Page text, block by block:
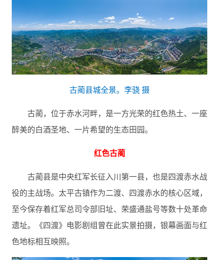
古蔺县城全景。李骁 摄
古蔺，位于赤水河畔，是一方光荣的红色热土、一座
醉美的白酒圣地、一片希望的生态田园。
红色古蔺
古蔺县是中央红军长征入川第一县，也是四渡赤水战
役的主战场。太平古镇作为二渡、四渡赤水的核心区域，
至今保存着红军总司令部旧址、荣盛通盐号等数十处革命
遗址。《四渡》电影剧组曾在此实景拍摄，银幕画面与红
色地标相互映照。